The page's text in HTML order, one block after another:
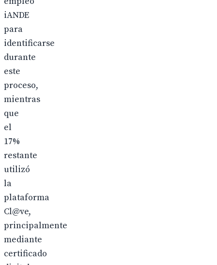
iANDE
para
identificarse
durante
este
proceso,
mientras
que
el
17%
restante
utilizó
la
plataforma
Cl@ve,
principalmente
mediante
certificado